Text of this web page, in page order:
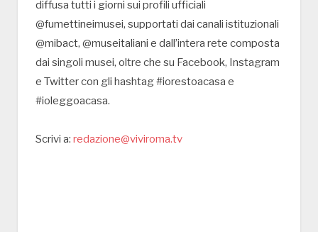
diffusa tutti i giorni sui profili ufficiali
@fumettineimusei, supportati dai canali istituzionali
@mibact, @museitaliani e dall’intera rete composta
dai singoli musei, oltre che su Facebook, Instagram
e Twitter con gli hashtag #iorestoacasa e
#ioleggoacasa.
Scrivi a: redazione@viviroma.tv